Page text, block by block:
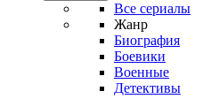
Все сериалы
Жанр
Биография
Боевики
Военные
Детективы